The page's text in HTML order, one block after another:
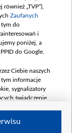
„TVP”),
Zaufanych
tym do
i
poniżej, a
do Google.
Ciebie naszych
tym informacje
sygnalizatory
świadczenie